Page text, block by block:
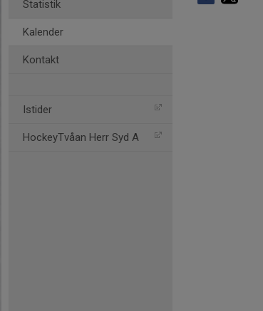
Statistik
Kalender
Kontakt
Istider
HockeyTvåan Herr Syd A